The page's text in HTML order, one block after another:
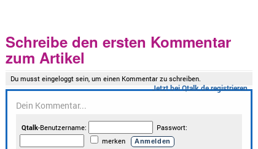
Schreibe den ersten Kommentar
zum Artikel